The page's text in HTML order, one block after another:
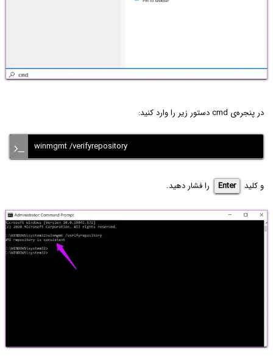
در پنجره‌ی cmd دستور زیر را وارد کنید:
winmgmt /verifyrepository
و کلید Enter را فشار دهید.